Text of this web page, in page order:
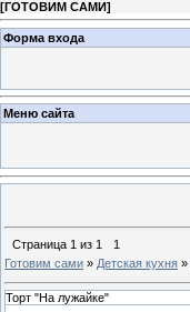
[ГОТОВИМ САМИ]
Форма входа
Меню сайта
Страница 1 из 1
1
Готовим сами » Детская кухня »
Торт "На лужайке"